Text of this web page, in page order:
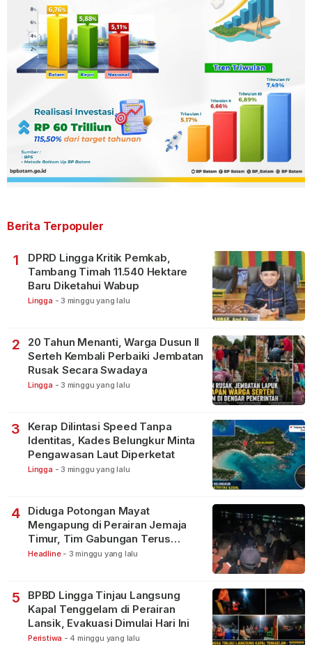
Berita Terpopuler
1
DPRD Lingga Kritik Pemkab,
Tambang Timah 11.540 Hektare
Baru Diketahui Wabup
Lingga - 3 minggu yang lalu
2
20 Tahun Menanti, Warga Dusun II
Serteh Kembali Perbaiki Jembatan
Rusak Secara Swadaya
Lingga - 3 minggu yang lalu
3
Kerap Dilintasi Speed Tanpa
Identitas, Kades Belungkur Minta
Pengawasan Laut Diperketat
Lingga - 3 minggu yang lalu
4
Diduga Potongan Mayat
Mengapung di Perairan Jemaja
Timur, Tim Gabungan Terus
Lakukan Pencarian
Headline - 3 minggu yang lalu
5
BPBD Lingga Tinjau Langsung
Kapal Tenggelam di Perairan
Lansik, Evakuasi Dimulai Hari Ini
Peristiwa - 4 minggu yang lalu